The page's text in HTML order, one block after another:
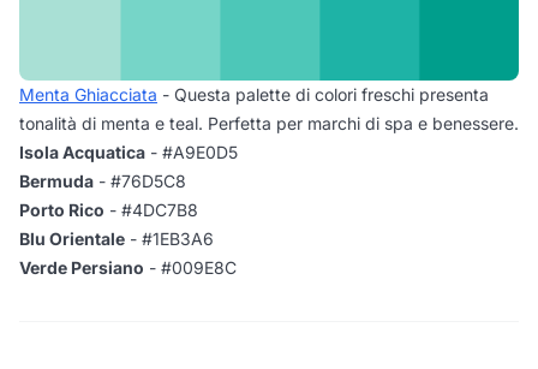
Menta Ghiacciata - Questa palette di colori freschi presenta
tonalità di menta e teal. Perfetta per marchi di spa e benessere.
Isola Acquatica - #A9E0D5
Bermuda - #76D5C8
Porto Rico - #4DC7B8
Blu Orientale - #1EB3A6
Verde Persiano - #009E8C